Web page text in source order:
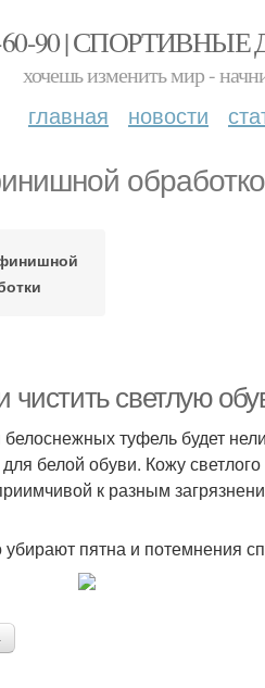
60-90 |
хочешь изменить мир -
главная новости
чистить светлую
туфель будет
для белой обуви. Кожу
к разным
убирают пятна и потемнения